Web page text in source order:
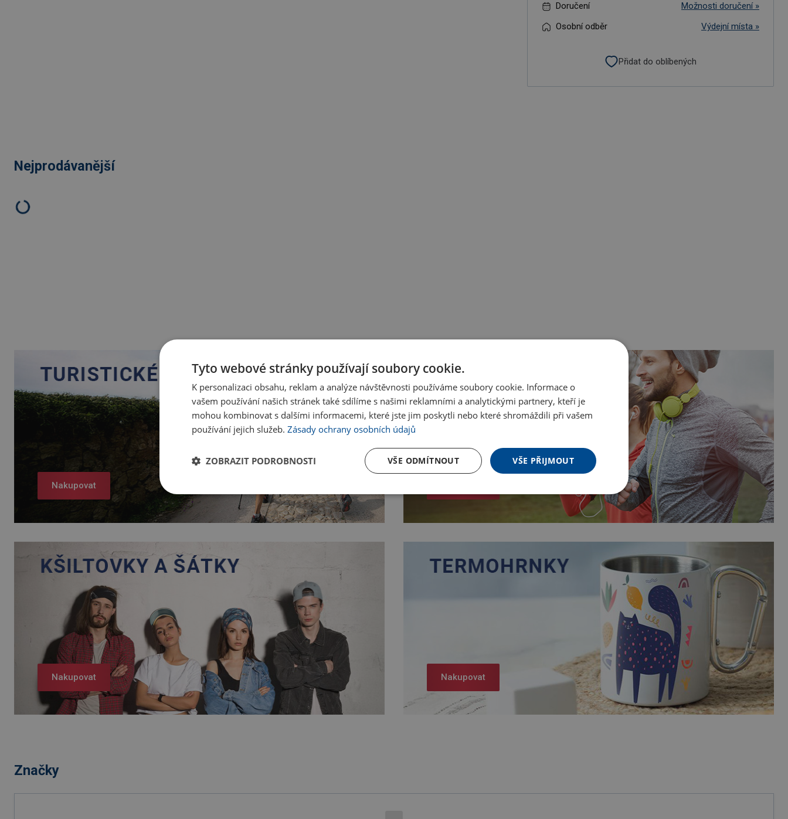
Doručení
Možnosti doručení »
Osobní odběr
Výdejní místa »
Přidat do oblíbených
Nejprodávanější
Nakupovat
Nakupovat Nakupovat
Značky
Tyto webové stránky používají soubory cookie.
K personalizaci obsahu, reklam a analýze návštěvnosti používáme soubory cookie. Informace o
vašem používání našich stránek také sdílíme s našimi reklamními a analytickými partnery, kteří je
mohou kombinovat s dalšími informacemi, které jste jim poskytli nebo které shromáždili při vašem
používání jejich služeb. Zásady ochrany osobních údajů
VŠE PŘIJMOUT
VŠE ODMÍTNOUT
ZOBRAZIT PODROBNOSTI